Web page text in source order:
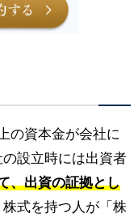
の資本金が会社に
設立時には出資者
、出資の証拠とし
式を持つ人が「株